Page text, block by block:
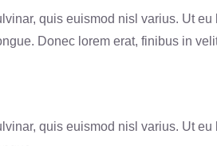
quis euismod nisl varius. Ut
Donec lorem erat, finibus in
quis euismod nisl varius. Ut